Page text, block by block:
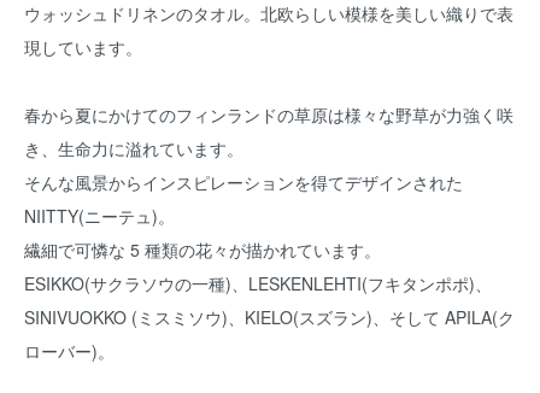
ウォッシュドリネンのタオル。北欧らしい模様を美しい織りで表
現しています。
春から夏にかけてのフィンランドの草原は様々な野草が力強く咲
き、生命力に溢れています。
そんな風景からインスピレーションを得てデザインされた
NIITTY(ニーテュ)。
繊細で可憐な 5 種類の花々が描かれています。
ESIKKO(サクラソウの一種)、LESKENLEHTI(フキタンポポ)、
SINIVUOKKO (ミスミソウ)、KIELO(スズラン)、そして APILA(ク
ローバー)。